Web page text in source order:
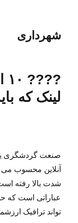
شهرداری
لینک که
صنعت گردشگری
آنلاین محسوب
شدت بالا رفته
عباراتی است که
تواند ترافیک